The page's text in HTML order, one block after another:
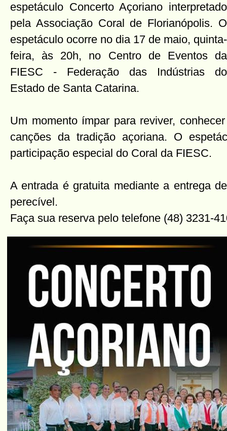
espetáculo Concerto Açoriano interpretado
pela Associação Coral de Florianópolis. O
espetáculo ocorre no dia 17 de maio, quinta-
feira, às 20h, no Centro de Eventos da
FIESC - Federação das Indústrias do
Estado de Santa Catarina.
Um momento ímpar para reviver,
canções da tradição açoriana. O
participação especial do Coral da FIESC.
A entrada é gratuita mediante a entrega
perecível.
Faça sua reserva pelo telefone (48) 3231-